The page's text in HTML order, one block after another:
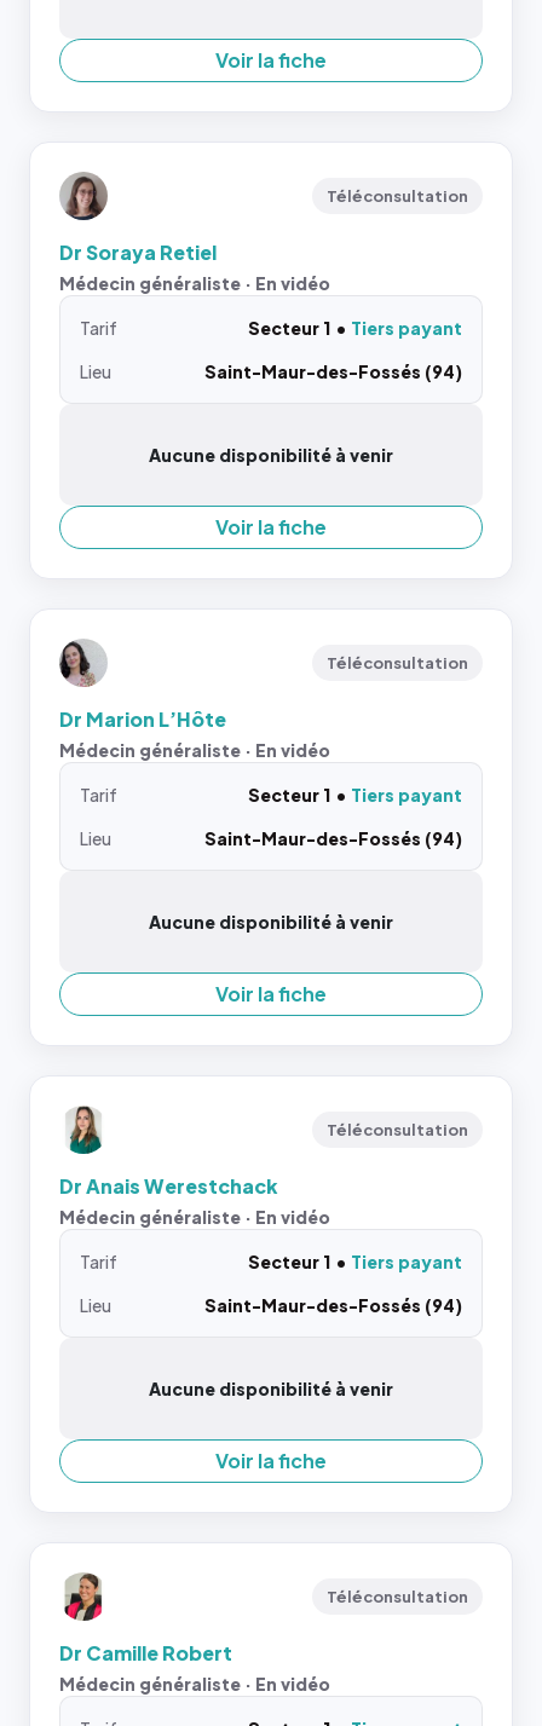
Voir la fiche
Téléconsultation
Dr Soraya Retiel
Médecin généraliste · En vidéo
Tarif Secteur 1
Tiers payant
Lieu
Saint-Maur-des-Fossés (94)
Aucune disponibilité à venir
Voir la fiche
Téléconsultation
Dr Marion L’Hôte
Médecin généraliste · En vidéo
Tarif Secteur 1
Tiers payant
Lieu
Saint-Maur-des-Fossés (94)
Aucune disponibilité à venir
Voir la fiche
Téléconsultation
Dr Anais Werestchack
Médecin généraliste · En vidéo
Tarif Secteur 1
Tiers payant
Lieu
Saint-Maur-des-Fossés (94)
Aucune disponibilité à venir
Voir la fiche
Téléconsultation
Dr Camille Robert
Médecin généraliste · En vidéo